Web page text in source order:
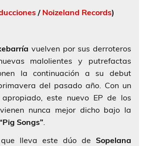
/ Noizeland Records)
vuelven por sus derroteros
malolientes y putrefactas
la continuación a su debut
del pasado año. Con un
este nuevo EP de los
nunca mejor dicho bajo la
Songs”.
lleva este dúo de Sopelana